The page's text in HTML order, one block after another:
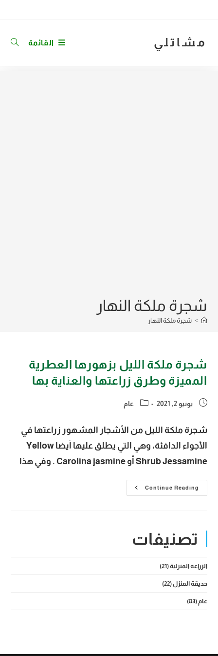
مشاتلي القائمة
شجرة ملكة النهار
> شجرة ملكة النهار
شجرة ملكة الليل بزهورها العطرية
المميزة وطرق زراعتها والعناية بها
Post
يونيو 2, 2021
Post
عام
شجرة ملكة الليل من الأشجار المشهور زراعتها في
الأجواء الدافئة، وهي التي يطلق عليها أيضا Yellow
Shrub Jessamine أو Carolina jasmine . وفي هذا
Continue Readingشجرة
ملكة
زراعتها
والعناية
تصنيفات
الزراعة المنزلية(21)
حديقة المنزل (22)
عام(83)